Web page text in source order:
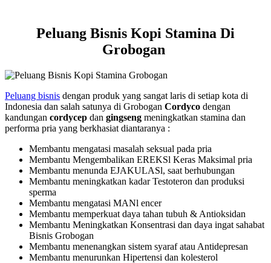
Peluang Bisnis Kopi Stamina Di
Grobogan
Peluang bisnis dengan produk yang sangat laris di setiap kota di
Indonesia dan salah satunya di Grobogan Cordyco dengan
kandungan cordycep dan gingseng meningkatkan stamina dan
performa pria yang berkhasiat diantaranya :
Membantu mengatasi masalah seksual pada pria
Membantu Mengembalikan EREKSl Keras Maksimal pria
Membantu menunda EJAKULASl, saat berhubungan
Membantu meningkatkan kadar Testoteron dan produksi
sperma
Membantu mengatasi MANl encer
Membantu memperkuat daya tahan tubuh & Antioksidan
Membantu Meningkatkan Konsentrasi dan daya ingat sahabat
Bisnis Grobogan
Membantu menenangkan sistem syaraf atau Antidepresan
Membantu menurunkan Hipertensi dan kolesterol